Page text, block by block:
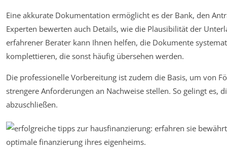
Eine akkurate Dokumentation ermöglicht es der Bank, den
Experten bewerten auch Details, wie die Plausibilität der
erfahrener Berater kann Ihnen helfen, die Dokumente
komplettieren, die sonst häufig übersehen werden.
Die professionelle Vorbereitung ist zudem die Basis, um von
strengere Anforderungen an Nachweise stellen. So gelingt es,
abzuschließen.